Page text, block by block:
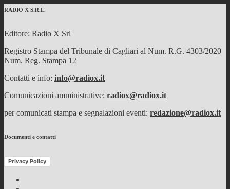
RADIO X S.R.L.
Editore: Radio X Srl
Registro Stampa del Tribunale di Cagliari al Num. R.G. 4303/2020
Num. Reg. Stampa 12
Contatti e info: info@radiox.it
Comunicazioni amministrative: radiox@radiox.it
per comunicati stampa e segnalazioni eventi: redazione@radiox.it
Documenti e contatti
Privacy Policy